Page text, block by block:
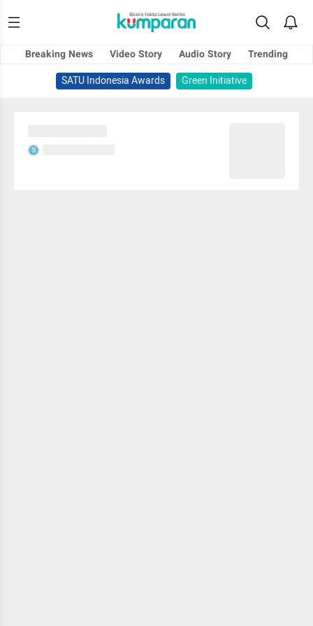
Breaking News Video Story Audio Story
Trending
SATU Indonesia Awards
Green Initiative
S